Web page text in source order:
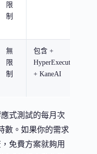
限
制
無
限
制
包含 +
HyperExecute
+ KaneAI
式測試的每月次
數。如果你的需求
免費方案就夠用